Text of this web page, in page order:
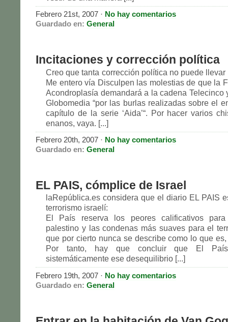
Febrero 21st, 2007 · No hay comentarios
Guardado en: General
Incitaciones y corrección política
Creo que tanta corrección política no puede
Me entero vía Disculpen las molestias de que la
Acondroplasía demandará a la cadena Telecinco
Globomedia “por las burlas realizadas sobre el
capítulo de la serie ‘Aida’“. Por hacer varios
enanos, vaya. [...]
Febrero 20th, 2007 · No hay comentarios
Guardado en: General
EL PAIS, cómplice de Israel
laRepública.es considera que el diario EL PAIS
terrorismo israelí:
El País reserva los peores calificativos
palestino y las condenas más suaves para el
que por cierto nunca se describe como lo que es,
Por tanto, hay que concluir que El
sistemáticamente ese desequilibrio [...]
Febrero 19th, 2007 · No hay comentarios
Guardado en: General